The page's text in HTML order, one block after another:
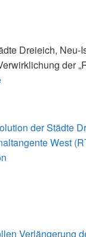
Dreieich, Neu-
der
der Städte
West
Verlängerung